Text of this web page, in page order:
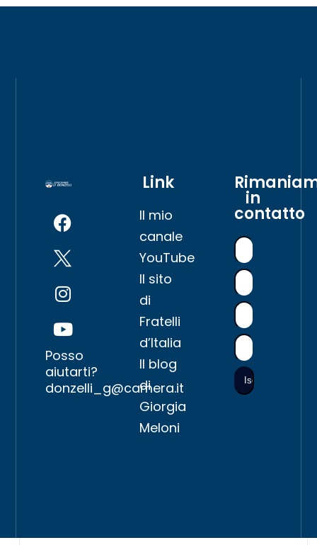
Posso
aiutarti?
donzelli_g@camera.it
Link
Il mio
canale
YouTube
Il sito
di
Fratelli
d’Italia
Il blog
di
Giorgia
Meloni
in
contatto